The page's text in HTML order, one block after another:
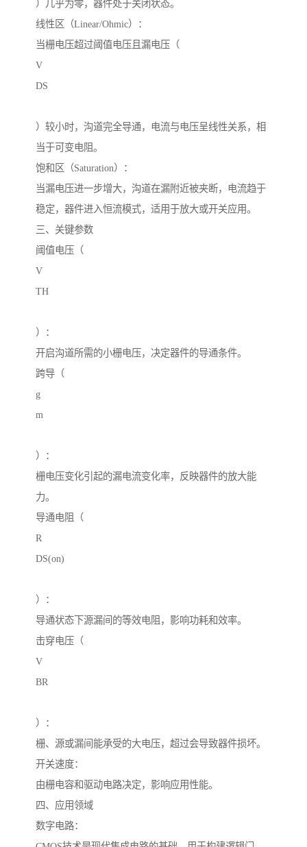
）几乎为零，器件处于关闭状态。
线性区（Linear/Ohmic）：
当栅电压超过阈值电压且漏电压（
V
DS
）较小时，沟道完全导通，电流与电压呈线性关系，相
当于可变电阻。
饱和区（Saturation）：
当漏电压进一步增大，沟道在漏附近被夹断，电流趋于
稳定，器件进入恒流模式，适用于放大或开关应用。
三、关键参数
阈值电压（
V
TH
）：
开启沟道所需的小栅电压，决定器件的导通条件。
跨导（
g
m
）：
栅电压变化引起的漏电流变化率，反映器件的放大能
力。
导通电阻（
R
DS(on)
）：
导通状态下源漏间的等效电阻，影响功耗和效率。
击穿电压（
V
BR
）：
栅、源或漏间能承受的大电压，超过会导致器件损坏。
开关速度：
由栅电容和驱动电路决定，影响应用性能。
四、应用领域
数字电路：